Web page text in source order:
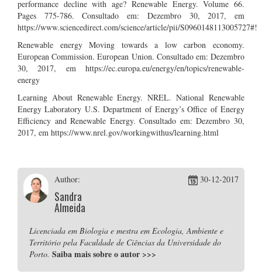
performance decline with age? Renewable Energy. Volume 66.
Pages 775-786. Consultado em: Dezembro 30, 2017, em
https://www.sciencedirect.com/science/article/pii/S0960148113005727#!
Renewable energy Moving towards a low carbon economy.
European Commission. European Union. Consultado em: Dezembro
30, 2017, em https://ec.europa.eu/energy/en/topics/renewable-
energy
Learning About Renewable Energy. NREL. National Renewable
Energy Laboratory U.S. Department of Energy’s Office of Energy
Efficiency and Renewable Energy. Consultado em: Dezembro 30,
2017, em https://www.nrel.gov/workingwithus/learning.html
Author:
Sandra
Almeida
30-12-2017
Licenciada em Biologia e mestra em Ecologia, Ambiente e
Território pela Faculdade de Ciências da Universidade do
Porto. Saiba mais sobre o autor >>>